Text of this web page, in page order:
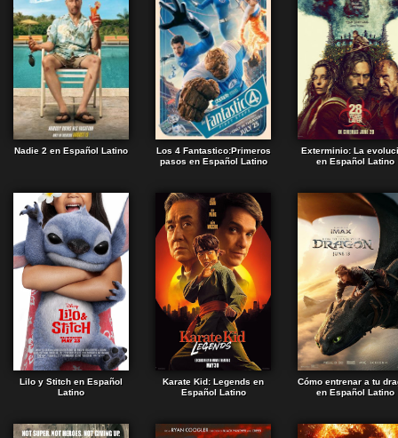
Nadie 2 en Español Latino
Los 4 Fantastico:Primeros
pasos en Español Latino
Exterminio: La
en Español Latino
Lilo y Stitch en Español
Latino
Karate Kid: Legends en
Español Latino
Cómo entrenar a tu
en Español Latino